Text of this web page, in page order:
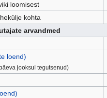
loomisest
kohta
arvandmed
loend)
jooksul tegutsenud)